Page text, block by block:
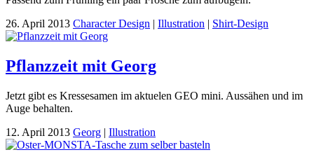
26. April 2013 Character Design | Illustration | Shirt-Design
Pflanzzeit mit Georg
Jetzt gibt es Kressesamen im aktuelen GEO mini. Aussähen und im
Auge behalten.
12. April 2013 Georg | Illustration